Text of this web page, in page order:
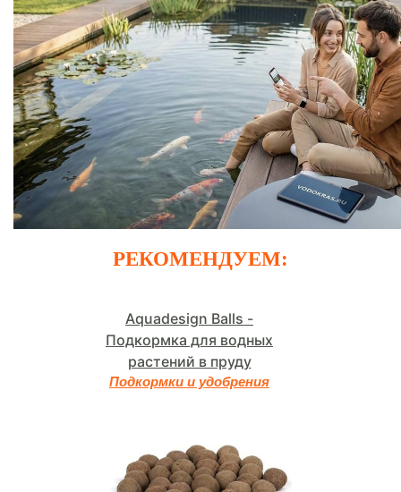
РЕКОМЕНДУЕМ:
Aquadesign Balls -
Подкормка для водных
растений в пруду
Подкормки и удобрения